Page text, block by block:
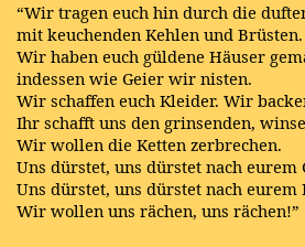
“Wir tragen euch hin durch die
mit keuchenden Kehlen und Brüsten.
Wir haben euch güldene Häuser
indessen wie Geier wir nisten.
Wir schaffen euch Kleider. Wir
Ihr schafft uns den grinsenden,
Wir wollen die Ketten zerbrechen.
Uns dürstet, uns dürstet nach eurem
Uns dürstet, uns dürstet nach eurem
Wir wollen uns rächen, uns rächen!”